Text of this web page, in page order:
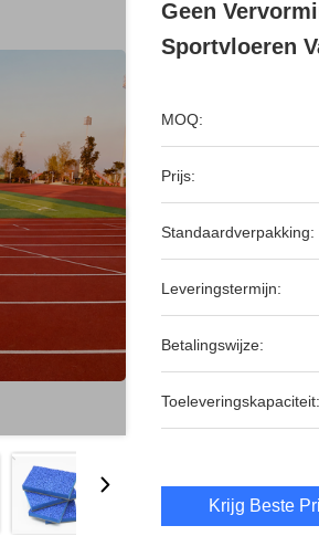
Geen
Sportvloeren
MOQ:
Prijs:
Standaardverpakking:
Leveringstermijn:
Betalingswijze:
Toeleveringskapaciteit:
Krijg Beste